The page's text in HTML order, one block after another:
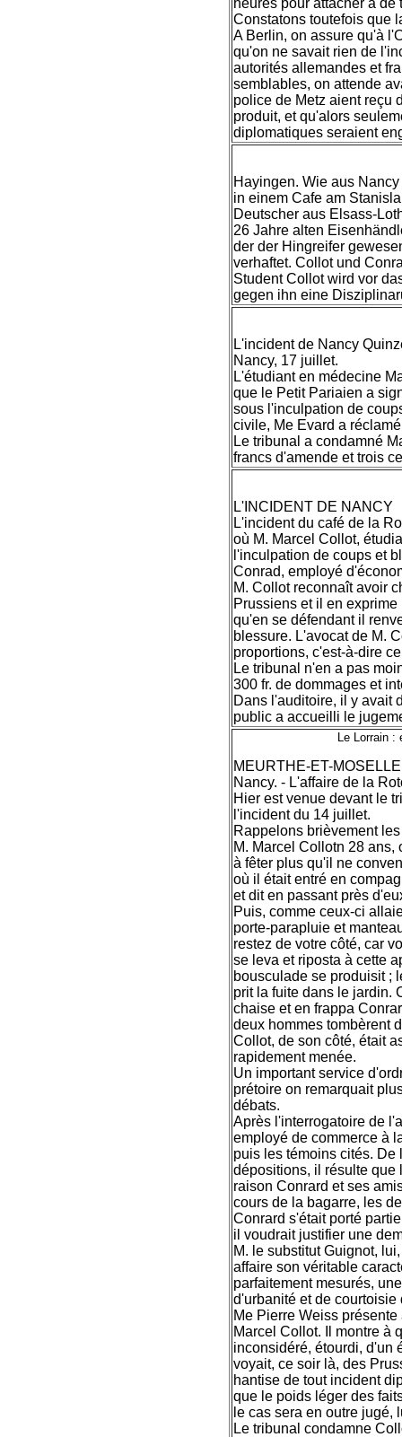
heures pour attacher à
Constatons toutefois que
A Berlin, on assure qu'à
qu'on ne savait rien de
autorités allemandes et
semblables, on attende
police de Metz aient reçu
produit, et qu'alors
diplomatiques seraient
Hayingen. Wie aus
in einem Cafe am
Deutscher aus Elsass-
26 Jahre alten
der der Hingreifer
verhaftet. Collot und
Student Collot wird vor
gegen ihn eine
L'incident de Nancy
Nancy, 17 juillet.
L'étudiant en médecine
que le Petit Pariaien a
sous l'inculpation de
civile, Me Evard a
Le tribunal a condamné
francs d'amende et trois
L'INCIDENT DE NANCY
L'incident du café de la
où M. Marcel Collot,
l'inculpation de coups et
Conrad, employé
M. Collot reconnaît avoir
Prussiens et il en
qu'en se défendant il
blessure. L'avocat de M.
proportions, c'est-à-dire
Le tribunal n'en a pas
300 fr. de dommages et
Dans l'auditoire, il y avait
public a accueilli le
Le Lorrain :
MEURTHE-ET-MOSELLE
Nancy. - L'affaire de la
Hier est venue devant le
l'incident du 14 juillet.
Rappelons brièvement
M. Marcel Collotn 28
à fêter plus qu'il ne
où il était entré en
et dit en passant près
Puis, comme ceux-ci
porte-parapluie et
restez de votre côté, car
se leva et riposta à cette
bousculade se produisit ;
prit la fuite dans le jardin.
chaise et en frappa
deux hommes tombèrent
Collot, de son côté, était
rapidement menée.
Un important service
prétoire on remarquait
débats.
Après l'interrogatoire de
employé de commerce à
puis les témoins cités.
dépositions, il résulte que
raison Conrard et ses
cours de la bagarre, les
Conrard s'était porté
il voudrait justifier une
M. le substitut Guignot,
affaire son véritable
parfaitement mesurés,
d'urbanité et de
Me Pierre Weiss
Marcel Collot. Il montre à
inconsidéré, étourdi, d'un
voyait, ce soir là, des
hantise de tout incident
que le poids léger des
le cas sera en outre
Le tribunal condamne